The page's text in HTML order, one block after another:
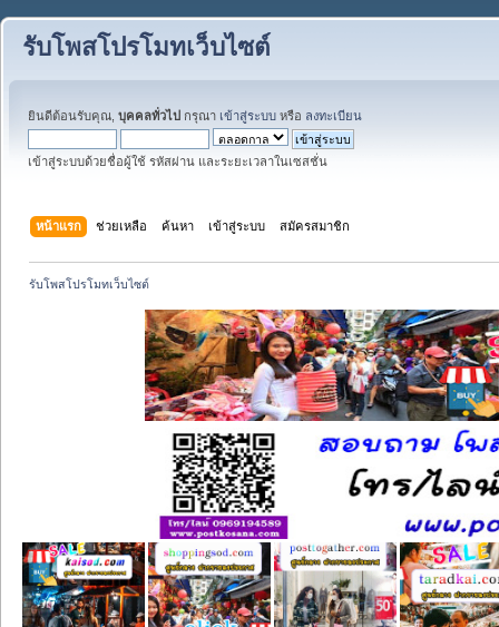
รับโพสโปรโมทเว็บไซต์
ยินดีต้อนรับคุณ, บุคคลทั่วไป กรุณา เข้าสู่ระบบ หรือ ลงทะเบียน
เข้าสู่ระบบด้วยชื่อผู้ใช้ รหัสผ่าน และระยะเวลาในเซสชั่น
หน้าแรก ช่วยเหลือ ค้นหา เข้าสู่ระบบ สมัครสมาชิก
รับโพสโปรโมทเว็บไซต์